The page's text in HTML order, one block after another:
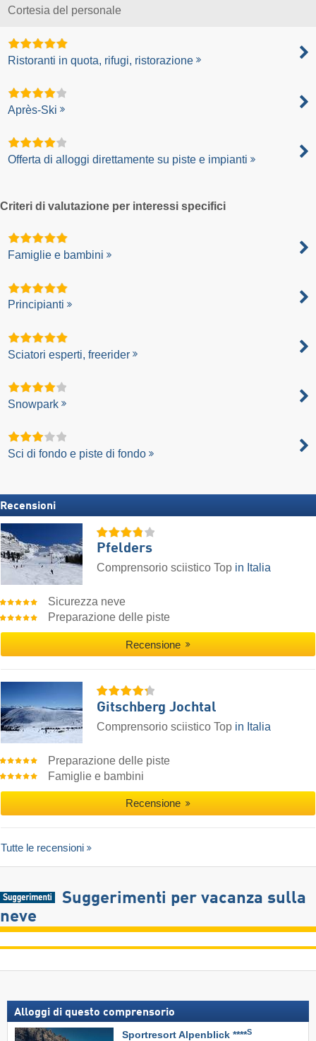
Cortesia del personale
Ristoranti in quota, rifugi, ristorazione
Après-Ski
Offerta di alloggi direttamente su piste e impianti
Criteri di valutazione per interessi specifici
Famiglie e bambini
Principianti
Sciatori esperti, freerider
Snowpark
Sci di fondo e piste di fondo
Recensioni
Pfelders
Comprensorio sciistico Top in Italia
Sicurezza neve
Preparazione delle piste
Recensione
Gitschberg Jochtal
Comprensorio sciistico Top in Italia
Preparazione delle piste
Famiglie e bambini
Recensione
Tutte le recensioni
Suggerimenti per vacanza sulla
neve
Alloggi di questo comprensorio
Sportresort Alpenblick ****S